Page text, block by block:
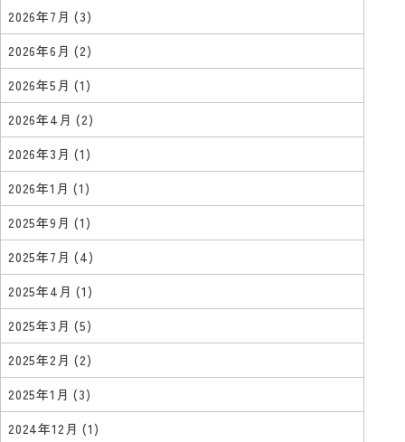
2026年7月(3)
2026年6月(2)
2026年5月(1)
2026年4月(2)
2026年3月(1)
2026年1月(1)
2025年9月(1)
2025年7月(4)
2025年4月(1)
2025年3月(5)
2025年2月(2)
2025年1月(3)
2024年12月(1)